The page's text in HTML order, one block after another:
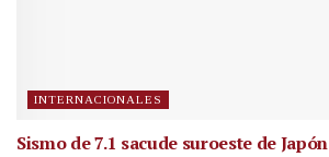
INTERNACIONALES
Sismo de 7.1 sacude suroeste de Japón